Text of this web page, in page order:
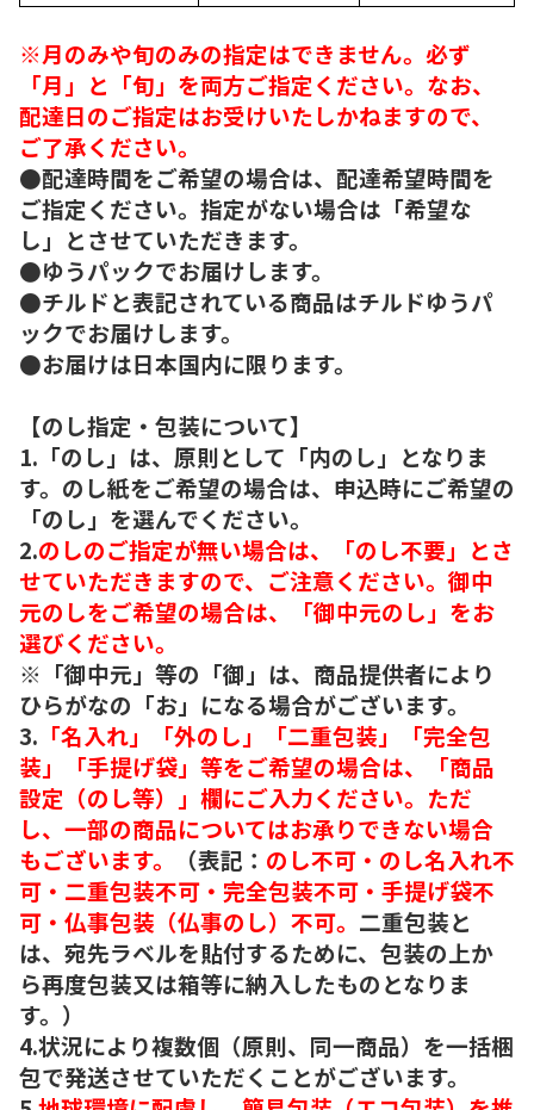
※月のみや旬のみの指定はできません。必ず
「月」と「旬」を両方ご指定ください。なお、
配達日のご指定はお受けいたしかねますので、
ご了承ください。
●配達時間をご希望の場合は、配達希望時間を
ご指定ください。指定がない場合は「希望な
し」とさせていただきます。
●ゆうパックでお届けします。
●チルドと表記されている商品はチルドゆうパ
ックでお届けします。
●お届けは日本国内に限ります。
【のし指定・包装について】
1.「のし」は、原則として「内のし」となりま
す。のし紙をご希望の場合は、申込時にご希望の
「のし」を選んでください。
2.のしのご指定が無い場合は、「のし不要」とさ
せていただきますので、ご注意ください。御中
元のしをご希望の場合は、「御中元のし」をお
選びください。
※「御中元」等の「御」は、商品提供者により
ひらがなの「お」になる場合がございます。
3. 「名入れ」「外のし」「二重包装」「完全包
装」「手提げ袋」等をご希望の場合は、「商品
設定（のし等）」欄にご入力ください。ただ
し、一部の商品についてはお承りできない場合
もございます。
（表記： のし不可・のし名入れ不
可・二重包装不可・完全包装不可・手提げ袋不
可・仏事包装（仏事のし）不可。 二重包装と
は、宛先ラベルを貼付するために、包装の上か
ら再度包装又は箱等に納入したものとなりま
す。）
4.状況により複数個（原則、同一商品）を一括梱
包で発送させていただくことがございます。